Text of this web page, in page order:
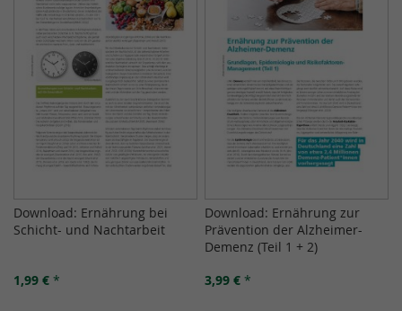
Download: Ernährung bei
Schicht- und Nachtarbeit
1,99 € *
Download: Ernährung zur
Prävention der Alzheimer-
Demenz (Teil 1 + 2)
3,99 € *